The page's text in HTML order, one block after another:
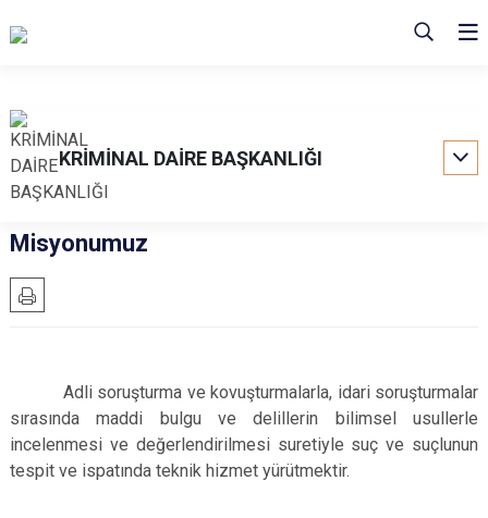
KRİMİNAL DAİRE BAŞKANLIĞI
Misyonumuz
Adli soruşturma ve kovuşturmalarla, idari soruşturmalar
sırasında maddi bulgu ve delillerin bilimsel usullerle
incelenmesi ve değerlendirilmesi suretiyle suç ve suçlunun
tespit ve ispatında teknik hizmet yürütmektir.